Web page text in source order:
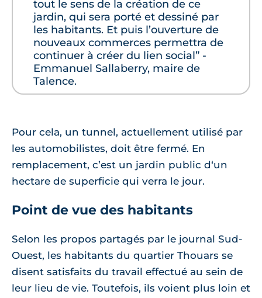
tout le sens de la création de ce
jardin, qui sera porté et dessiné par
les habitants. Et puis l’ouverture de
nouveaux commerces permettra de
continuer à créer du lien social” -
Emmanuel Sallaberry, maire de
Talence.
Pour cela, un tunnel, actuellement utilisé par
les automobilistes, doit être fermé. En
remplacement, c’est un jardin public d‘un
hectare de superficie qui verra le jour.
Point de vue des habitants
Selon les propos partagés par le journal Sud-
Ouest, les habitants du quartier Thouars se
disent satisfaits du travail effectué au sein de
leur lieu de vie. Toutefois, ils voient plus loin et